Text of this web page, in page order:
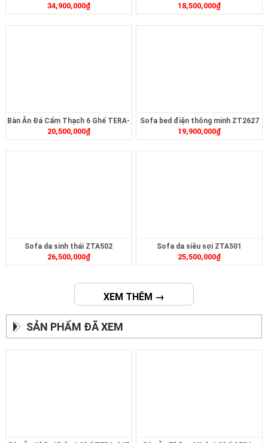
34,900,000₫ 18,500,000₫
Bàn Ăn Đá Cẩm Thạch 6 Ghế TERA-
MT2321
20,500,000₫
Sofa bed điện thông minh ZT2627
19,900,000₫
Sofa da sinh thái ZTA502
26,500,000₫
Sofa da siêu sợi ZTA501
25,500,000₫
XEM THÊM →
SẢN PHẨM ĐÃ XEM